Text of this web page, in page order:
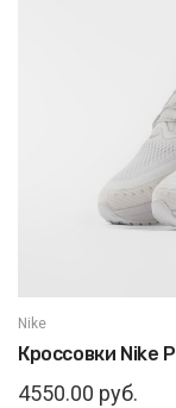
Nike
Кроссовки Nike
4550.00 руб.